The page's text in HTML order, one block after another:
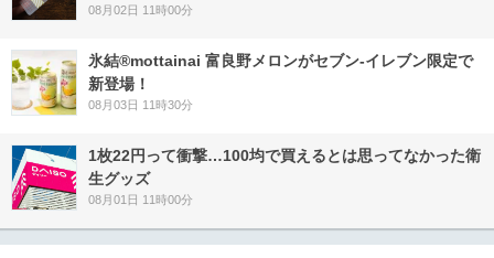
08月02日 11時00分
氷結®mottainai 富良野メロンがセブン‐イレブン限定で
新登場！
08月03日 11時30分
1枚22円って衝撃…100均で買えるとは思ってなかった衛
生グッズ
08月01日 11時00分